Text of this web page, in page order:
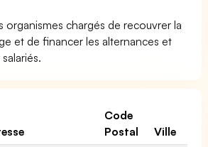
organismes chargés de recouvrer la
et de financer les alternances et
Code
Postal
Ville